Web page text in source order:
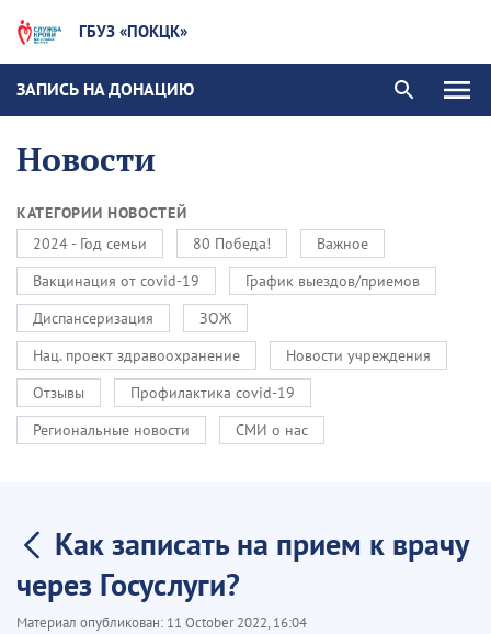
ГБУЗ «ПОКЦК»
ЗАПИСЬ НА ДОНАЦИЮ
Новости
КАТЕГОРИИ НОВОСТЕЙ
2024 - Год семьи
80 Победа!
Важное
Вакцинация от covid-19
График выездов/приемов
Диспансеризация
ЗОЖ
Нац. проект здравоохранение
Новости учреждения
Отзывы
Профилактика covid-19
Региональные новости
СМИ о нас
Как записать на прием к врачу
через Госуслуги?
Материал опубликован: 11 October 2022, 16:04